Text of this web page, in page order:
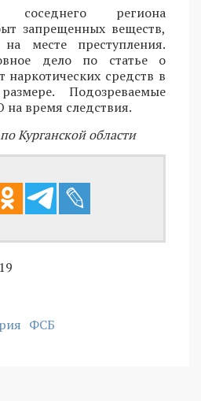
региона
запрещенных веществ,
месте преступления.
дело по статье о
средств в
Подозреваемые
время следствия.
Курганской области
ФСБ